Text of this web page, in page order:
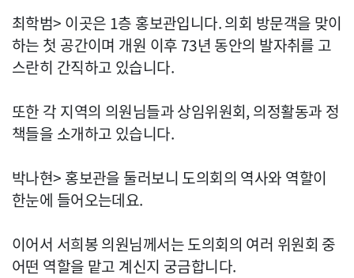
최학범> 이곳은 1층 홍보관입니다. 의회 방문객을 맞이
하는 첫 공간이며 개원 이후 73년 동안의 발자취를 고
스란히 간직하고 있습니다.
또한 각 지역의 의원님들과 상임위원회, 의정활동과 정
책들을 소개하고 있습니다.
박나현> 홍보관을 둘러보니 도의회의 역사와 역할이
한눈에 들어오는데요.
이어서 서희봉 의원님께서는 도의회의 여러 위원회 중
어떤 역할을 맡고 계신지 궁금합니다.